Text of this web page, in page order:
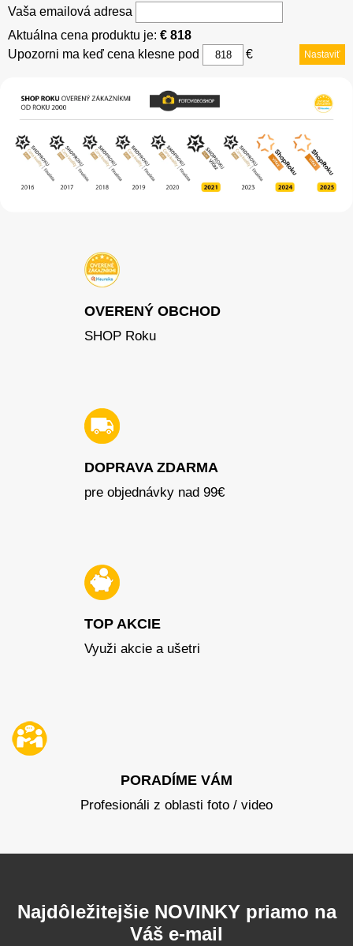
Vaša emailová adresa
Aktuálna cena produktu je: € 818
Upozorni ma keď cena klesne pod
€ Nastaviť
OVERENÝ OBCHOD
SHOP Roku
DOPRAVA ZDARMA
pre objednávky nad 99€
TOP AKCIE
Využi akcie a ušetri
PORADÍME VÁM
Profesionáli z oblasti foto / video
Najdôležitejšie NOVINKY priamo na
Váš e-mail